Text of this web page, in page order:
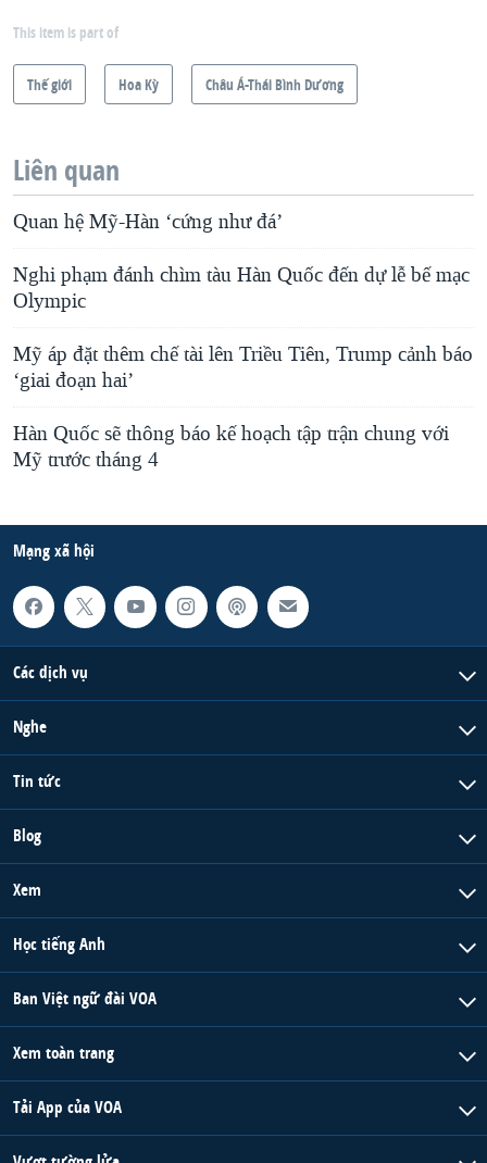
This item is part of
Thế giới Hoa Kỳ Châu Á-Thái Bình Dương
Liên quan
Quan hệ Mỹ-Hàn ‘cứng như đá’
Nghi phạm đánh chìm tàu Hàn Quốc đến dự lễ bế mạc
Olympic
Mỹ áp đặt thêm chế tài lên Triều Tiên, Trump cảnh báo
‘giai đoạn hai’
Hàn Quốc sẽ thông báo kế hoạch tập trận chung với
Mỹ trước tháng 4
Mạng xã hội
Các dịch vụ
Nghe
Tin tức
Blog
Xem
Học tiếng Anh
Ban Việt ngữ đài VOA
Xem toàn trang
Tải App của VOA